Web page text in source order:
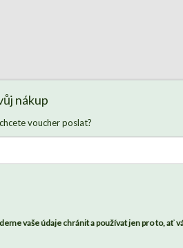
nákup
voucher poslat?
vaše údaje chránit a používat jen pro to, ať